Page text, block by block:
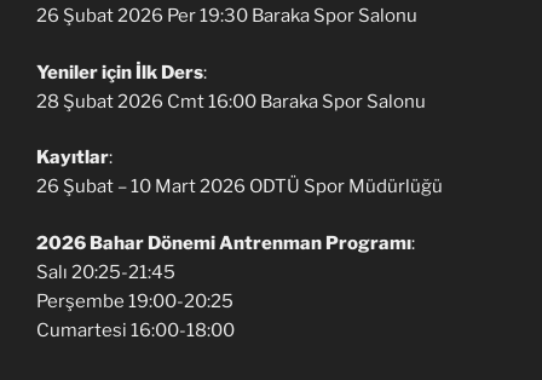
26 Şubat 2026 Per 19:30 Baraka Spor Salonu
Yeniler için İlk Ders:
28 Şubat 2026 Cmt 16:00 Baraka Spor Salonu
Kayıtlar:
26 Şubat – 10 Mart 2026 ODTÜ Spor Müdürlüğü
2026 Bahar Dönemi Antrenman Programı:
Salı 20:25-21:45
Perşembe 19:00-20:25
Cumartesi 16:00-18:00